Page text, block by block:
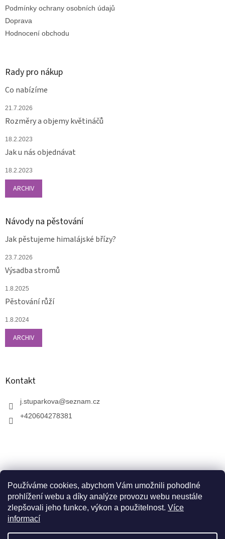
Používáme cookies, abychom Vám umožnili pohodlné
prohlížení webu a díky analýze provozu webu neustále
zlepšovali jeho funkce, výkon a použitelnost. Více
informacíV zahradnictví je možné osobně vybírat stromy a
Podmínky ochrany osobních údajů
Doprava
Hodnocení obchodu
Rady pro nákup
Co nabízíme
21.7.2026
Rozměry a objemy květináčů
18.2.2023
Jak u nás objednávat
18.2.2023
ARCHIV
Návody na pěstování
Jak pěstujeme himalájské břízy?
23.7.2026
Výsadba stromů
1.8.2025
Pěstování růží
1.8.2024
ARCHIV
Kontakt
j.stuparkova@seznam.cz
+420604278381